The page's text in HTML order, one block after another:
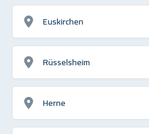
Euskirchen
Rüsselsheim
Herne